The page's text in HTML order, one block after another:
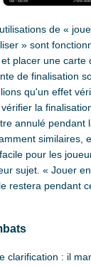
de «
» sont
placer une carte
de finalisation
qu'un effet
la
annulé pendant
similaires,
pour les
sujet. « Jouer
restera pendant
clarification : il